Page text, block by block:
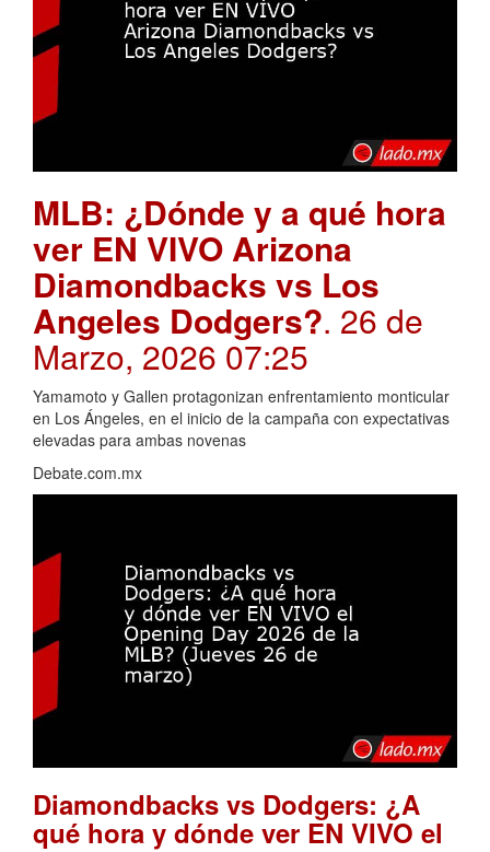
MLB: ¿Dónde y a qué hora
ver EN VIVO Arizona
Diamondbacks vs Los
Angeles Dodgers?. 26 de
Marzo, 2026 07:25
Yamamoto y Gallen protagonizan enfrentamiento monticular
en Los Ángeles, en el inicio de la campaña con expectativas
elevadas para ambas novenas
Debate.com.mx
Diamondbacks vs Dodgers: ¿A
qué hora y dónde ver EN VIVO el